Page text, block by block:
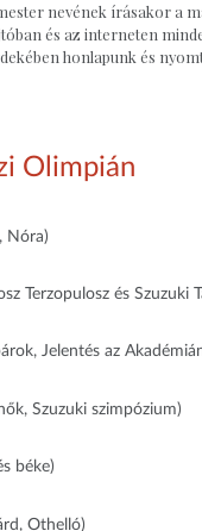
nevének írásakor a
és az interneten
honlapunk és
Olimpián
Nóra)
Terzopulosz és Szuzuki
Jelentés az
Szuzuki szimpózium)
béke)
Othelló)